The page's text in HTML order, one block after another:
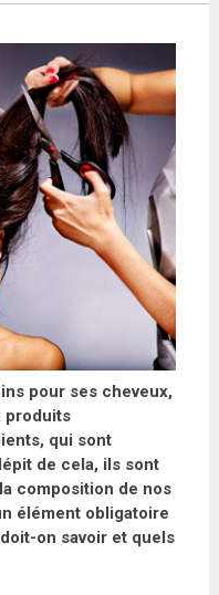
pour ses cheveux,
produits
qui sont
de cela, ils sont
composition de nos
élément obligatoire
on savoir et quels